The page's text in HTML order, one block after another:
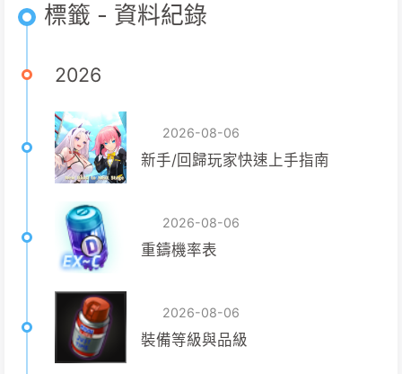
標籤 - 資料紀錄
2026
2026-08-06
新手/回歸玩家快速上手指南
2026-08-06
重鑄機率表
2026-08-06
裝備等級與品級